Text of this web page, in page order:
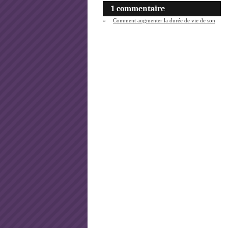
1 commentaire
«
Comment augmenter la durée de vie de son